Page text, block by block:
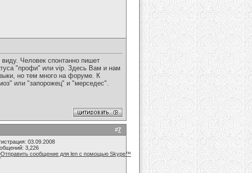
Человек спонтанно пишет
"профи" или vip. Здесь Вам и нам
но тем много на форуме. К
или "запорожец" и "мерседес".
#7
03.09.2008
3,226